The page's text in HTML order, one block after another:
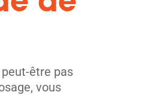
peut-être pas
vous